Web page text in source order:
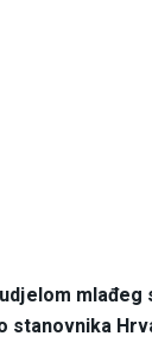
stanovnika